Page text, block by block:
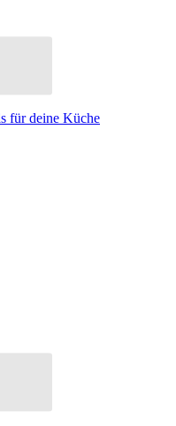
für deine Küche